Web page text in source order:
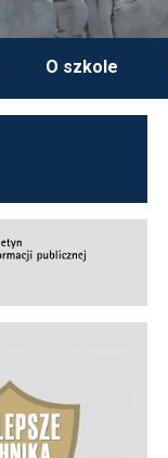
O szkole